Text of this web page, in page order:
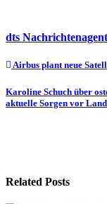
dts
Airbus plant neue
Karoline Schuch über
aktuelle Sorgen vor
Related Posts